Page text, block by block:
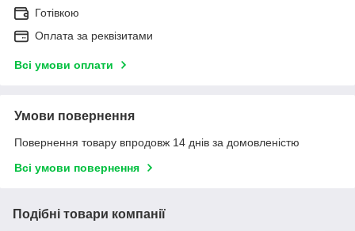
Готівкою
Оплата за реквізитами
Всі умови оплати
Умови повернення
Повернення товару впродовж 14 днів за домовленістю
Всі умови повернення
Подібні товари компанії